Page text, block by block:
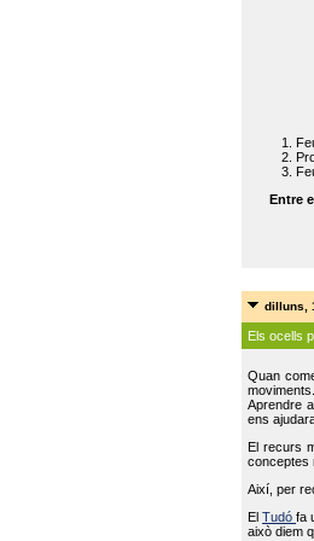
Entre
dilluns,
Els ocells
Quan
Aprendre
ens
El recurs
conceptes
Així, per
ElTudófa
això diem